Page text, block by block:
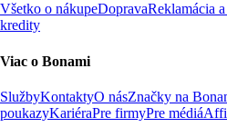
Všetko o nákupeDopravaReklamácia
kredity
Viac o Bonami
SlužbyKontaktyO násZnačky na
poukazyKariéraPre firmyPre médiá